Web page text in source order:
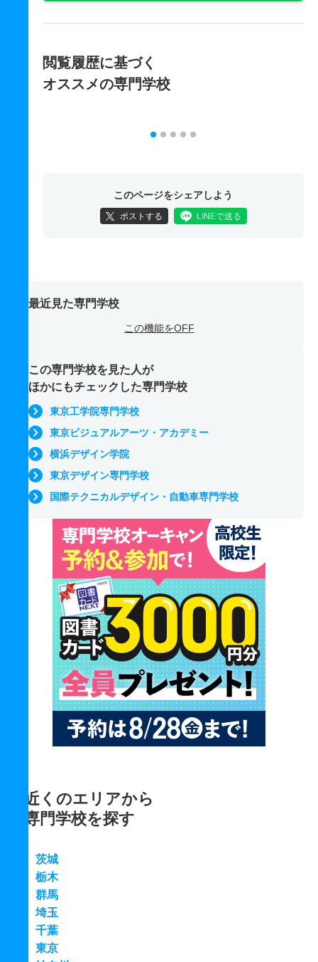
閲覧履歴に基づく
オススメの専門学校
このページをシェアしよう
ポストする LINEで送る
最近見た専門学校
この機能をOFF
この専門学校を見た人が
ほかにもチェックした専門学校
東京工学院専門学校
東京ビジュアルアーツ・アカデミー
横浜デザイン学院
東京デザイン専門学校
国際テクニカルデザイン・自動車専門学校
近くのエリアから
専門学校を探す
茨城
栃木
群馬
埼玉
千葉
東京